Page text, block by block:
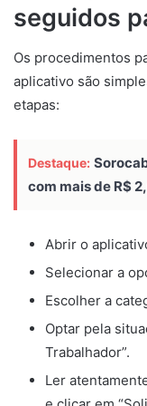
seguidos
Os procedimentos
aplicativo são
etapas:
Destaque:
com mais de R$
Abrir o
Selecionar a
Escolher a
Optar pela
Trabalhador”.
Ler